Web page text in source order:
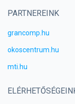
PARTNEREINK
grancomp.hu
okoscentrum.hu
mti.hu